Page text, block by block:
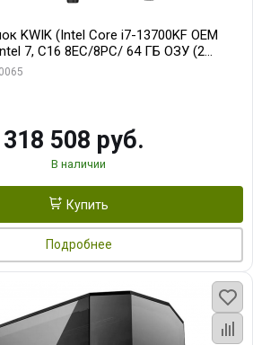
KWIK (Intel Core i7-13700KF OEM
7, C16 8EC/8PC/ 64 ГБ ОЗУ (2
PROART OC 16GB GDDR7
318 508 руб.
В наличии
Купить
Подробнее